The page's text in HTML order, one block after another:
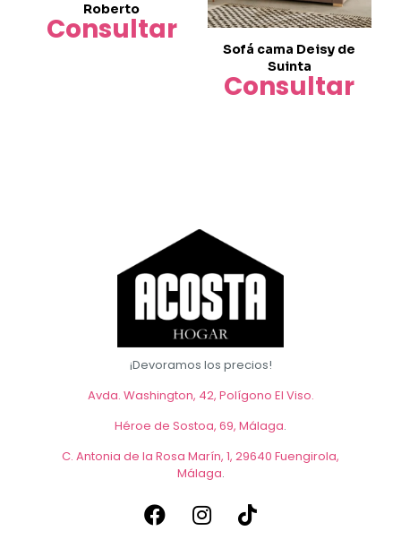
Roberto
Consultar
Sofá cama Deisy de
Suinta
Consultar
¡Devoramos los precios!
Avda. Washington, 42, Polígono El Viso.
Héroe de Sostoa, 69, Málaga.
C. Antonia de la Rosa Marín, 1, 29640 Fuengirola,
Málaga.